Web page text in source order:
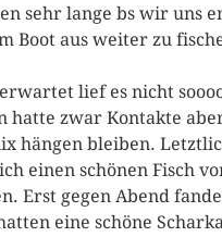
sehr lange bs wir uns
Boot aus weiter zu
lief es nicht
hatte zwar Kontakte
hängen bleiben.
einen schönen Fisch
Erst gegen Abend
eine schöne